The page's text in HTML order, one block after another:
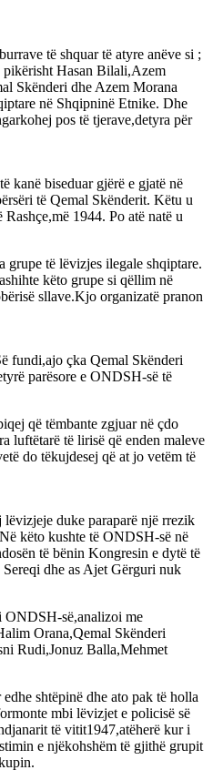
të shquar të atyre anëve si ;
pikërisht Hasan Bilali,Azem
Skënderi dhe Azem Morana
në Shqipninë Etnike. Dhe
pos të tjerave,detyra për
kanë biseduar gjërë e gjatë në
të Qemal Skënderit. Këtu u
1944. Po atë natë u
grupe të lëvizjes ilegale shqiptare.
këto grupe si qëllim në
sllave.Kjo organizatë pranon
fundi,ajo çka Qemal Skënderi
parësore e ONDSH-së të
që tëmbante zgjuar në çdo
luftëtarë të lirisë që enden maleve
do tëkujdesej që at jo vetëm të
duke paraparë një rrezik
këto kushte të ONDSH-së në
të bënin Kongresin e dytë të
dhe as Ajet Gërguri nuk
ONDSH-së,analizoi me
Orana,Qemal Skënderi
Rudi,Jonuz Balla,Mehmet
shtëpinë dhe ato pak të holla
mbi lëvizjet e policisë së
të vitit1947,atëherë kur i
e njëkohshëm të gjithë grupit